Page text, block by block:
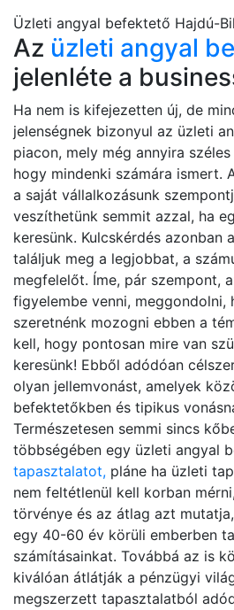
Üzleti angyal befektető Hajdú-
Az üzleti angyal
jelenléte a
Ha nem is kifejezetten új, de
jelenségnek bizonyul az üzleti
piacon, mely még annyira
hogy mindenki számára ismert.
a saját vállalkozásunk
veszíthetünk semmit azzal, ha
keresünk. Kulcskérdés azonban
találjuk meg a legjobbat, a
megfelelőt. Íme, pár szempont,
figyelembe venni, meggondolni,
szeretnénk mozogni ebben a
kell, hogy pontosan mire van
keresünk! Ebből adódóan
olyan jellemvonást, amelyek
befektetőkben és tipikus
Természetesen semmi sincs
többségében egy üzleti angyal
tapasztalatot, pláne ha üzleti
nem feltétlenül kell korban
törvénye és az átlag azt
egy 40-60 év körüli emberben
számításainkat. Továbbá az is
kiválóan átlátják a pénzügyi
megszerzett tapasztalatból